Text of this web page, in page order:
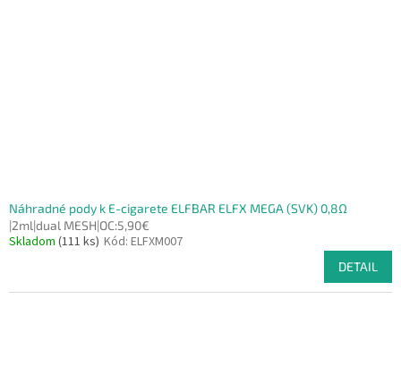
Náhradné pody k E-cigarete ELFBAR ELFX MEGA (SVK) 0,8Ω
|2ml|dual MESH|OC:5,90€
Skladom (111 ks) Kód: ELFXM007
DETAIL